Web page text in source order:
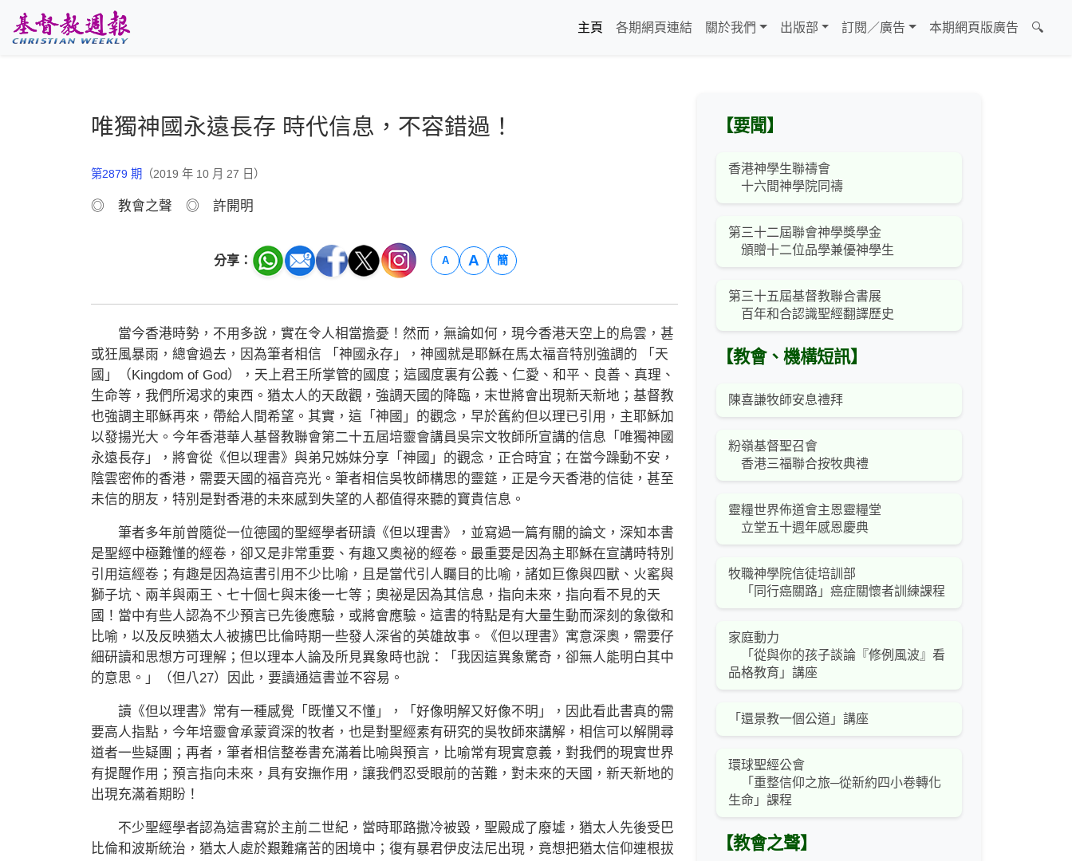
主頁
各期網頁連結 關於我們 出版部 訂閱／廣告 本期網頁版廣告 🔍
唯獨神國永遠長存 時代信息，不容錯過！
第2879 期 （2019 年 10 月 27 日）
◎ 教會之聲 ◎ 許開明
分享： A A 簡
當今香港時勢，不用多說，實在令人相當擔憂！然而，無論如何，現今香港天空上的烏雲，甚
或狂風暴雨，總會過去，因為筆者相信 「神國永存」，神國就是耶穌在馬太福音特別強調的 「天
國」（Kingdom of God），天上君王所掌管的國度；這國度裏有公義、仁愛、和平、良善、真理、
生命等，我們所渴求的東西。猶太人的天啟觀，強調天國的降臨，末世將會出現新天新地；基督教
也強調主耶穌再來，帶給人間希望。其實，這「神國」的觀念，早於舊約但以理已引用，主耶穌加
以發揚光大。今年香港華人基督教聯會第二十五屆培靈會講員吳宗文牧師所宣講的信息「唯獨神國
永遠長存」，將會從《但以理書》與弟兄姊妹分享「神國」的觀念，正合時宜；在當今躁動不安，
陰雲密佈的香港，需要天國的福音亮光。筆者相信吳牧師構思的靈筵，正是今天香港的信徒，甚至
未信的朋友，特別是對香港的未來感到失望的人都值得來聽的寶貴信息。
筆者多年前曾隨從一位德國的聖經學者研讀《但以理書》，並寫過一篇有關的論文，深知本書
是聖經中極難懂的經卷，卻又是非常重要、有趣又奧祕的經卷。最重要是因為主耶穌在宣講時特別
引用這經卷；有趣是因為這書引用不少比喻，且是當代引人矚目的比喻，諸如巨像與四獸、火窰與
獅子坑、兩羊與兩王、七十個七與末後一七等；奧祕是因為其信息，指向未來，指向看不見的天
國！當中有些人認為不少預言已先後應驗，或將會應驗。這書的特點是有大量生動而深刻的象徵和
比喻，以及反映猶太人被擄巴比倫時期一些發人深省的英雄故事。《但以理書》寓意深奧，需要仔
細研讀和思想方可理解；但以理本人論及所見異象時也說：「我因這異象驚奇，卻無人能明白其中
的意思。」（但八27）因此，要讀通這書並不容易。
讀《但以理書》常有一種感覺「既懂又不懂」，「好像明解又好像不明」，因此看此書真的需
要高人指點，今年培靈會承蒙資深的牧者，也是對聖經素有研究的吳牧師來講解，相信可以解開尋
道者一些疑團；再者，筆者相信整卷書充滿着比喻與預言，比喻常有現實意義，對我們的現實世界
有提醒作用；預言指向未來，具有安撫作用，讓我們忍受眼前的苦難，對未來的天國，新天新地的
出現充滿着期盼！
不少聖經學者認為這書寫於主前二世紀，當時耶路撒冷被毀，聖殿成了廢墟，猶太人先後受巴
比倫和波斯統治，猶太人處於艱難痛苦的困境中；復有暴君伊皮法尼出現，竟想把猶太信仰連根拔
【要聞】
香港神學生聯禱會
十六間神學院同禱
第三十二屆聯會神學獎學金
頒贈十二位品學兼優神學生
第三十五屆基督教聯合書展
百年和合認識聖經翻譯歷史
【教會、機構短訊】
陳喜謙牧師安息禮拜
粉嶺基督聖召會
香港三福聯合按牧典禮
靈糧世界佈道會主恩靈糧堂
立堂五十週年感恩慶典
牧職神學院信徒培訓部
「同行癌關路」癌症關懷者訓練課程
家庭動力
「從與你的孩子談論『修例風波』看
品格教育」講座
「還景教一個公道」講座
環球聖經公會
「重整信仰之旅─從新約四小卷轉化
生命」課程
【教會之聲】